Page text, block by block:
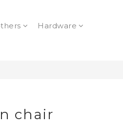
Hardware
chair